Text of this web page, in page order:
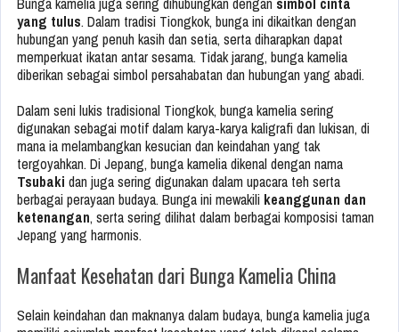
Bunga kamelia juga sering dihubungkan dengan simbol cinta
yang tulus. Dalam tradisi Tiongkok, bunga ini dikaitkan dengan
hubungan yang penuh kasih dan setia, serta diharapkan dapat
memperkuat ikatan antar sesama. Tidak jarang, bunga kamelia
diberikan sebagai simbol persahabatan dan hubungan yang abadi.
Dalam seni lukis tradisional Tiongkok, bunga kamelia sering
digunakan sebagai motif dalam karya-karya kaligrafi dan lukisan, di
mana ia melambangkan kesucian dan keindahan yang tak
tergoyahkan. Di Jepang, bunga kamelia dikenal dengan nama
Tsubaki dan juga sering digunakan dalam upacara teh serta
berbagai perayaan budaya. Bunga ini mewakili keanggunan dan
ketenangan, serta sering dilihat dalam berbagai komposisi taman
Jepang yang harmonis.
Manfaat Kesehatan dari Bunga Kamelia China
Selain keindahan dan maknanya dalam budaya, bunga kamelia juga